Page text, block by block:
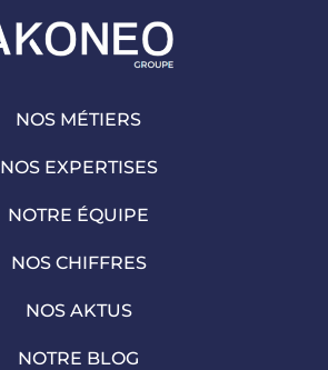
NOS MÉTIERS
NOS EXPERTISES
NOTRE ÉQUIPE
NOS CHIFFRES
NOS AKTUS
NOTRE BLOG